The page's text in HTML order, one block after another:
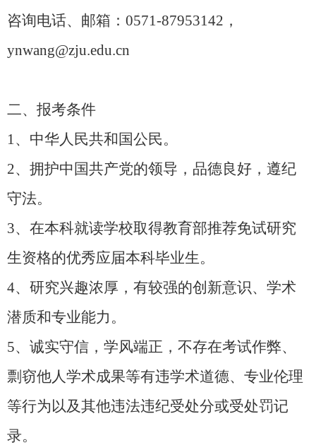
咨询电话、邮箱： 0571-87953142，
ynwang@zju.edu.cn
二、 报考条件
1、 中华人民共和国公民。
2、 拥护中国共产党的领导，品德良好，遵纪
守法。
3、 在本科就读学校取得教育部推荐免试研究
生资格的优秀应届本科毕业生。
4、 研究兴趣浓厚，有较强的创新意识、学术
潜质和专业能力。
5、 诚实守信，学风端正，不存在考试作弊、
剽窃他人学术成果等有违学术道德、专业伦理
等行为以及其他违法违纪受处分或受处罚记
录。